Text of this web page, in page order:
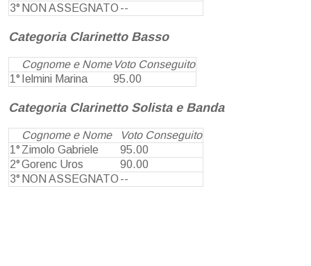
3° NON ASSEGNATO --
Categoria Clarinetto Basso
Cognome e Nome Voto Conseguito
1° Ielmini Marina 95.00
Categoria Clarinetto Solista e Banda
Cognome e Nome
Voto Conseguito
1° Zimolo Gabriele
95.00
2°Gorenc Uros
90.00
3° NON ASSEGNATO --